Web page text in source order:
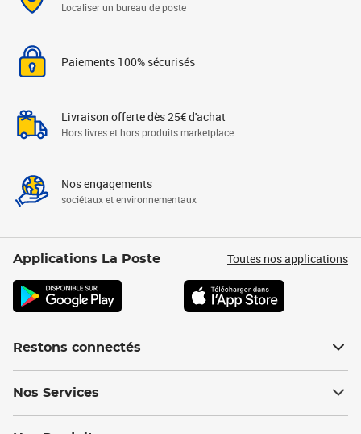
Localiser un bureau de poste
Paiements 100% sécurisés
Livraison offerte dès 25€ d'achat
Hors livres et hors produits marketplace
Nos engagements
sociétaux et environnementaux
Applications La Poste Toutes nos applications
Restons connectés
Nos Services